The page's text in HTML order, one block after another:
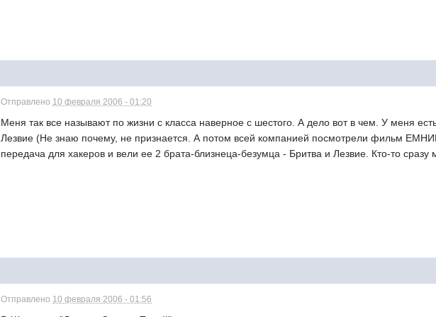
Отправлено 10 февраля 2006 - 01:20
Меня так все называют по жизни с класса наверное с шестого. А дело вот в чем. У меня
Лезвие (Не знаю почему, не признается. А потом всей компанией посмотрели фильм
передача для хакеров и вели ее 2 брата-близнеца-безумца - Бритва и Лезвие. Кто-то сразу
Отправлено 10 февраля 2006 - 01:56